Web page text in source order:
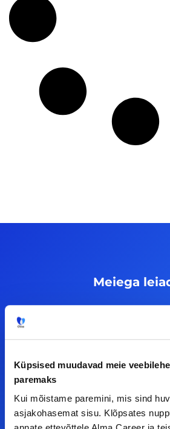
Küpsised muudavad meie
paremaks
Kui mõistame paremini, mis sind
asjakohasemat sisu. Klõpsates
Meiega
Tööelublogi.ee lehelt leiad
kursis tööturu
ettepanekuid erinevate
F
a
I
n
L
i